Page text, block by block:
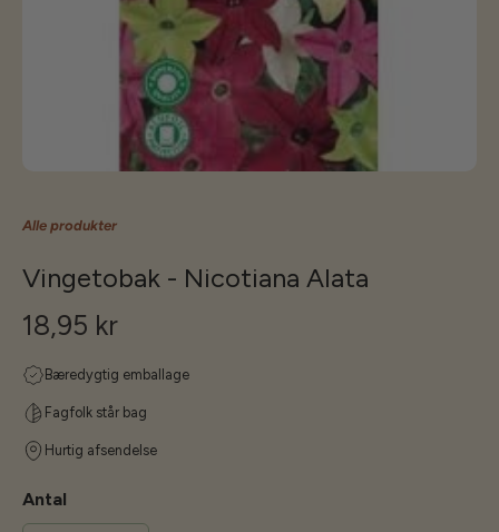
Alle produkter
Vingetobak - Nicotiana Alata
18,95 kr
Bæredygtig emballage
Fagfolk står bag
Hurtig afsendelse
Antal